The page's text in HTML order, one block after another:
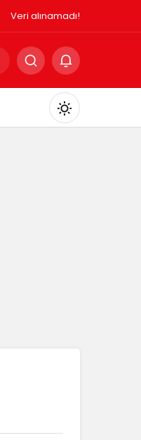
Veri alınamadı!
Mod